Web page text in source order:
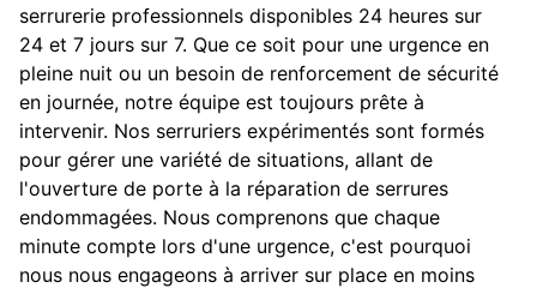
serrurerie professionnels disponibles 24 heures sur
24 et 7 jours sur 7. Que ce soit pour une urgence en
pleine nuit ou un besoin de renforcement de sécurité
en journée, notre équipe est toujours prête à
intervenir. Nos serruriers expérimentés sont formés
pour gérer une variété de situations, allant de
l'ouverture de porte à la réparation de serrures
endommagées. Nous comprenons que chaque
minute compte lors d'une urgence, c'est pourquoi
nous nous engageons à arriver sur place en moins